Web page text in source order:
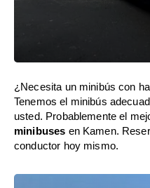
¿Necesita un minibús con
Tenemos el minibús
usted. Probablemente el
minibuses en Kamen.
conductor hoy mismo.